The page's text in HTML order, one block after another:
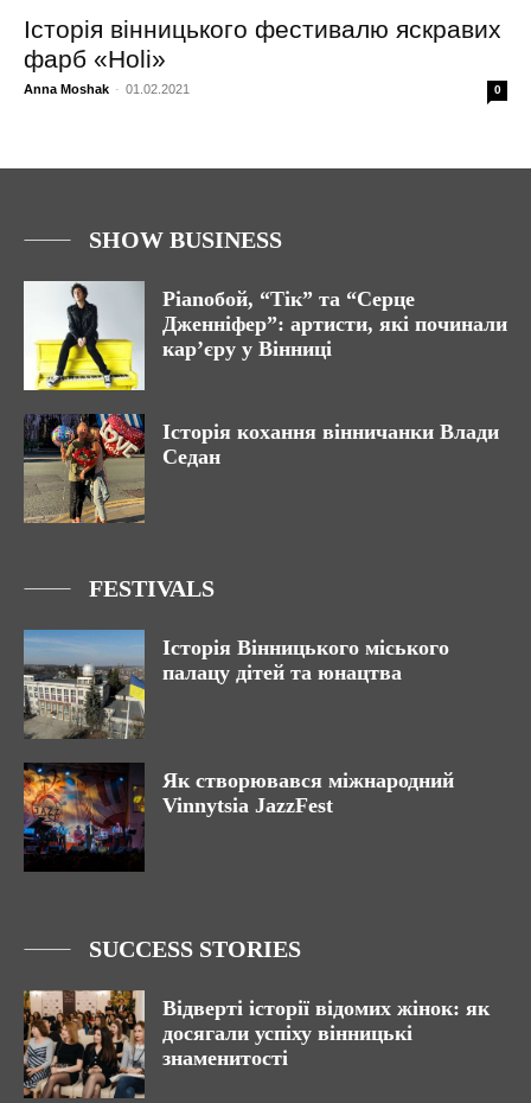
Історія вінницького фестивалю яскравих
фарб «Holi»
Anna Moshak - 01.02.2021 0
SHOW BUSINESS
Pianoбой, “Тік” та “Серце
Дженніфер”: артисти, які починали
кар’єру у Вінниці
Історія кохання вінничанки Влади
Седан
FESTIVALS
Історія Вінницького міського
палацу дітей та юнацтва
Як створювався міжнародний
Vinnytsia JazzFest
SUCCESS STORIES
Відверті історії відомих жінок: як
досягали успіху вінницькі
знаменитості